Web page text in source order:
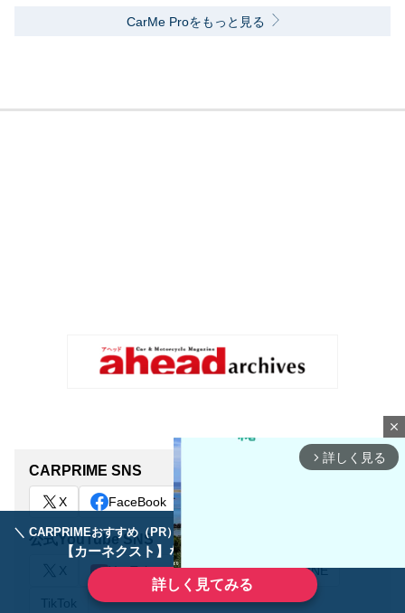
＼ CARPRIMEおすすめ（PR） ／
【カーネクスト】ならどんなクルマも高価買取
詳しく見てみる
CarMe Proをもっと見る
CARPRIME SNS
X FaceBook
公式YouTube SNS
X YouTube Instagram LINE
TikTok
close
arrow_forward_ios 詳しく見る